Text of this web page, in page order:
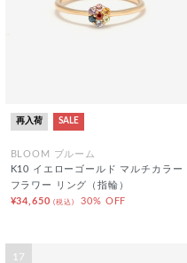
再入荷 SALE
BLOOM ブルーム
K10 イエローゴールド マルチカラー
フラワー リング（指輪）
¥34,650(税込) 30% OFF
17